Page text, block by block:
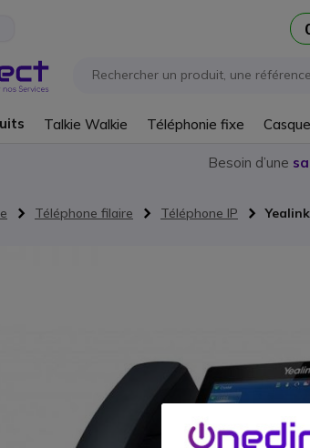
Talkie Walkie Téléphonie fixe
Besoin d’une
Téléphone filaire Téléphone IP